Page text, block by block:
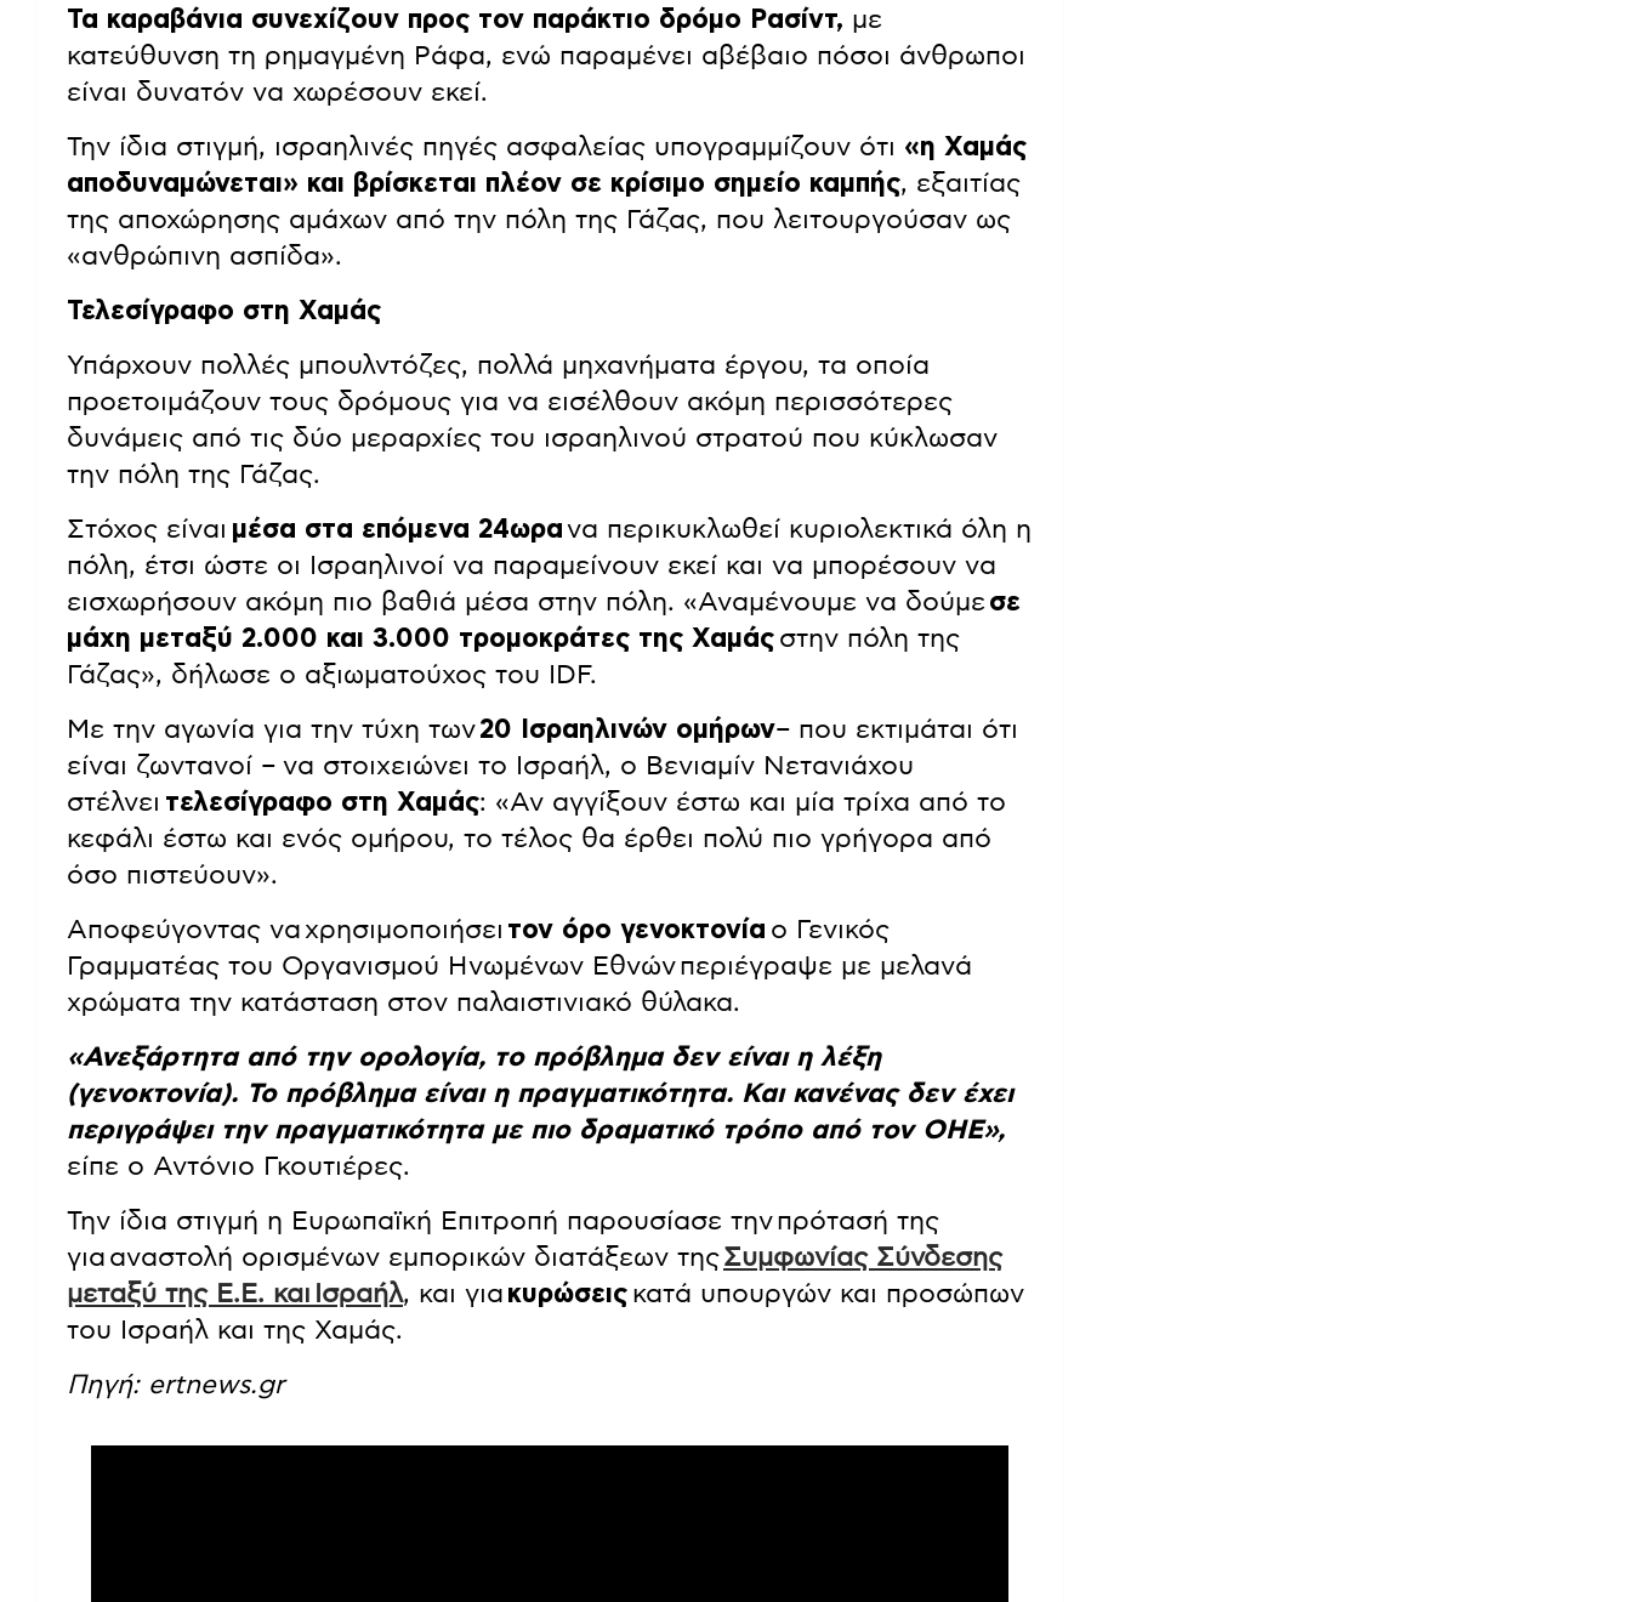
Τα καραβάνια συνεχίζουν προς τον παράκτιο δρόμο Ρασίντ, με
κατεύθυνση τη ρημαγμένη Ράφα, ενώ παραμένει αβέβαιο πόσοι άνθρωποι
είναι δυνατόν να χωρέσουν εκεί.
Την ίδια στιγμή, ισραηλινές πηγές ασφαλείας υπογραμμίζουν ότι «η Χαμάς
αποδυναμώνεται» και βρίσκεται πλέον σε κρίσιμο σημείο καμπής, εξαιτίας
της αποχώρησης αμάχων από την πόλη της Γάζας, που λειτουργούσαν ως
«ανθρώπινη ασπίδα».
Τελεσίγραφο στη Χαμάς
Υπάρχουν πολλές μπουλντόζες, πολλά μηχανήματα έργου, τα οποία
προετοιμάζουν τους δρόμους για να εισέλθουν ακόμη περισσότερες
δυνάμεις από τις δύο μεραρχίες του ισραηλινού στρατού που κύκλωσαν
την πόλη της Γάζας.
Στόχος είναι μέσα στα επόμενα 24ωρανα περικυκλωθεί κυριολεκτικά όλη η
πόλη, έτσι ώστε οι Ισραηλινοί να παραμείνουν εκεί και να μπορέσουν να
εισχωρήσουν ακόμη πιο βαθιά μέσα στην πόλη. «Αναμένουμε να δούμε σε
μάχη μεταξύ 2.000 και 3.000 τρομοκράτες της Χαμάς στην πόλη της
Γάζας», δήλωσε ο αξιωματούχος του IDF.
Με την αγωνία για την τύχη των20 Ισραηλινών ομήρων– που εκτιμάται ότι
είναι ζωντανοί – να στοιχειώνει το Ισραήλ, ο Βενιαμίν Νετανιάχου
στέλνει τελεσίγραφο στη Χαμάς: «Αν αγγίξουν έστω και μία τρίχα από το
κεφάλι έστω και ενός ομήρου, το τέλος θα έρθει πολύ πιο γρήγορα από
όσο πιστεύουν».
Αποφεύγοντας να χρησιμοποιήσει τον όρο γενοκτονία ο Γενικός
Γραμματέας του Οργανισμού Ηνωμένων Εθνών περιέγραψε με μελανά
χρώματα την κατάσταση στον παλαιστινιακό θύλακα.
«Ανεξάρτητα από την ορολογία, το πρόβλημα δεν είναι η λέξη
(γενοκτονία). Το πρόβλημα είναι η πραγματικότητα. Και κανένας δεν έχει
περιγράψει την πραγματικότητα με πιο δραματικό τρόπο από τον ΟΗΕ»,
είπε ο Αντόνιο Γκουτιέρες.
Την ίδια στιγμή η Ευρωπαϊκή Επιτροπή παρουσίασε την πρότασή της
για αναστολή ορισμένων εμπορικών διατάξεων τηςΣυμφωνίας Σύνδεσης
μεταξύ της Ε.Ε. και Ισραήλ, και για κυρώσεις κατά υπουργών και προσώπων
του Ισραήλ και της Χαμάς.
Πηγή: ertnews.gr